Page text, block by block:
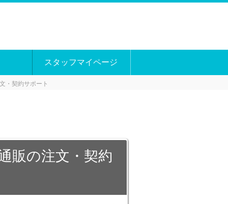
スタッフマイページ
・契約サポート
販の注文・契約